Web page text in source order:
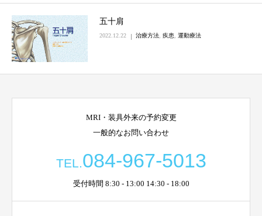
五十肩
2022.12.22 治療方法 疾患 運動療法
MRI・装具外来の予約変更
一般的なお問い合わせ
TEL.084-967-5013
受付時間 8:30 - 13:00 14:30 - 18:00